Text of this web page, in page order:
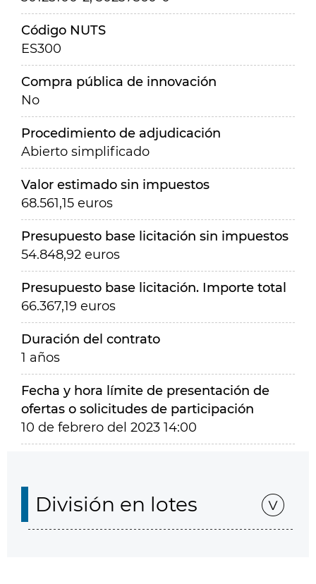
Código NUTS
ES300
Compra pública de innovación
No
Procedimiento de adjudicación
Abierto simplificado
Valor estimado sin impuestos
68.561,15 euros
Presupuesto base licitación sin impuestos
54.848,92 euros
Presupuesto base licitación. Importe total
66.367,19 euros
Duración del contrato
1 años
Fecha y hora límite de presentación de
ofertas o solicitudes de participación
10 de febrero del 2023 14:00
División en lotes